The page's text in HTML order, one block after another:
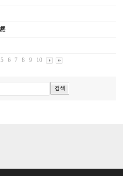
5 6 7 8 9 10